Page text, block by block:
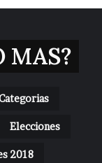
MAS?
Elecciones
2018